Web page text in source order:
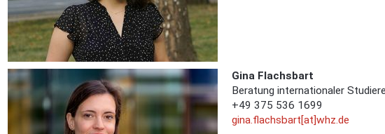
Gina Flachsbart
Beratung internationaler
+49 375 536 1699
gina.flachsbart[at]whz.de